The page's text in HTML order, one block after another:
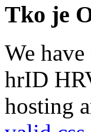
Tko je
We
hrID
hosting